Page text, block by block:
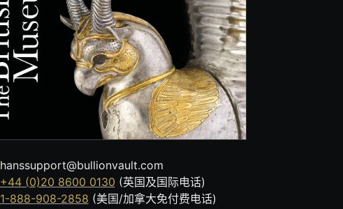
hanssupport@bullionvault.com
+44 (0)20 8600 0130 (英国及国际电话)
1-888-908-2858 (美国/加拿大免付费电话)